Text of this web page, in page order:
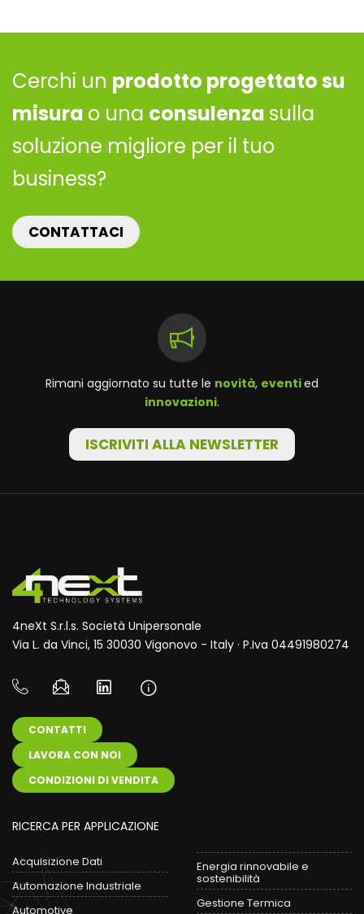
Cerchi un prodotto progettato su
misura o una consulenza sulla
soluzione migliore per il tuo
business?
CONTATTACI
Rimani aggiornato su tutte le novità, eventied
innovazioni.
ISCRIVITI ALLA NEWSLETTER
4neXt S.r.l.s. Società Unipersonale
Via L. da Vinci, 15 30030 Vigonovo - Italy · P.Iva 04491980274
CONTATTI
LAVORA CON NOI
CONDIZIONI DI VENDITA
RICERCA PER APPLICAZIONE
Acquisizione Dati
Automazione Industriale
Automotive
Energia rinnovabile e
sostenibilità
Gestione Termica